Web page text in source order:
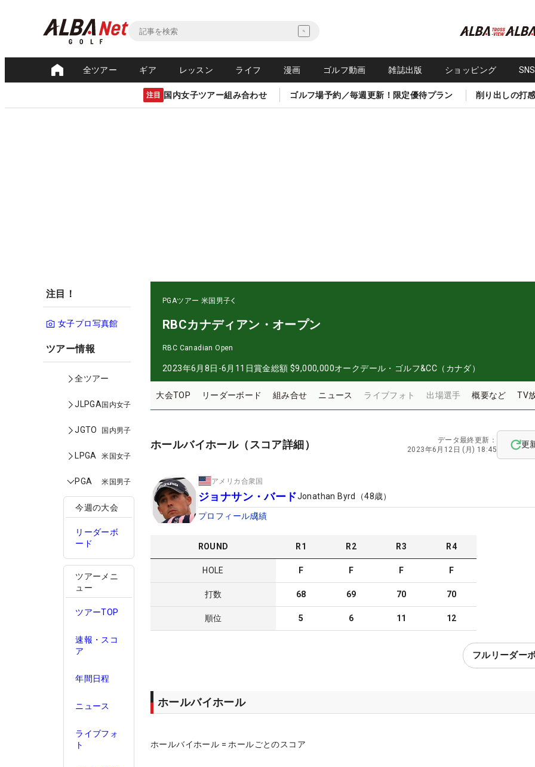
全ツアー ギア レッスン ライフ 漫画 ゴルフ動画 雑誌出版 ショッピング
注目 国内女子ツアー組み合わせ ゴルフ場予約／毎週更新！限定優待プラン 削り出しの打
注目！
女子プロ写真館
ツアー情報
全ツアー
JLPGA国内女子
JGTO 国内男子
LPGA 米国女子
PGA 米国男子
今週の大会
リーダーボ
ード
ツアーメニ
ュー
ツアーTOP
速報・スコ
ア
年間日程
ニュース
ライブフォ
ト
PGAツアー 米国男子
RBCカナディアン・オープン
RBC Canadian Open
2023年6月8日-6月11日賞金総額 $9,000,000オークデール・ゴルフ&CC（カナダ）
大会TOP リーダーボード 組み合せ ニュース ライブフォト 出場選手 概要など TV
ホールバイホール（スコア詳細）
データ最終更新：
2023年6月12日 (月) 18:45
更
アメリカ合衆国
ジョナサン・バードJonathan Byrd （48歳）
プロフィール成績
ROUND R1 R2 R3 R4
HOLE F F F F
打数 68 69 70 70
順位 5 6 11 12
フルリーダー
ホールバイホール
ホールバイホール = ホールごとのスコア